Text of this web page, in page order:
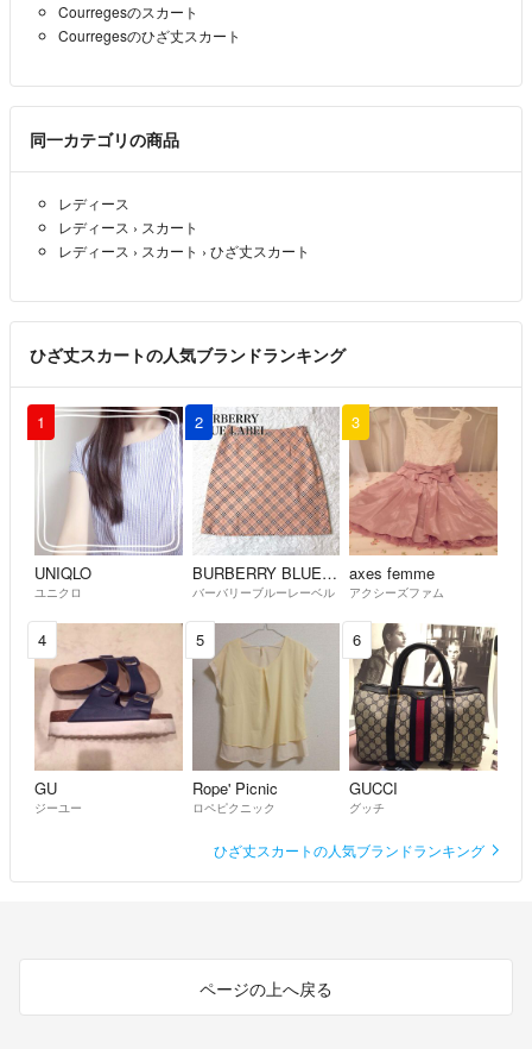
Courregesのスカート
Courregesのひざ丈スカート
同一カテゴリの商品
レディース
レディース › スカート
レディース › スカート › ひざ丈スカート
ひざ丈スカートの人気ブランドランキング
1
UNIQLO
ユニクロ
2
BURBERRY BLUE LABEL
バーバリーブルーレーベル
3
axes femme
アクシーズファム
4
GU
ジーユー
5
Rope' Picnic
ロペピクニック
6
GUCCI
グッチ
ひざ丈スカートの人気ブランドランキング
ページの上へ戻る